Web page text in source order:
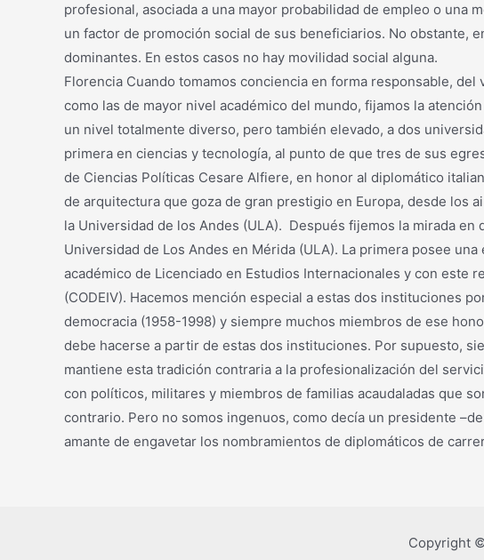
profesional, asociada a una mayor probabilidad de empleo o
un factor de promoción social de sus beneficiarios. No obstante,
dominantes. En estos casos no hay
Florencia Cuando tomamos conciencia en forma responsable,
como las de mayor nivel académico del mundo, fijamos la
un nivel totalmente diverso, pero también elevado, a dos
primera en ciencias y tecnología, al punto de que tres de sus
de Ciencias Políticas Cesare Alfiere, en honor al diplomático
de arquitectura que goza de gran prestigio en Europa, desde los
la Universidad de los Andes (ULA). Después fijemos la mirada
Universidad de Los Andes en Mérida (ULA). La primera posee
académico de Licenciado en Estudios Internacionales y con este
(CODEIV). Hacemos mención especial a estas dos instituciones
democracia (1958-1998) y siempre muchos miembros de ese
debe hacerse a partir de estas dos instituciones. Por supuesto,
mantiene esta tradición contraria a la profesionalización del
con políticos, militares y miembros de familias acaudaladas que
contrario. Pero no somos ingenuos, como decía un presidente
amante de engavetar los nombramientos de diplomáticos de
Copyright